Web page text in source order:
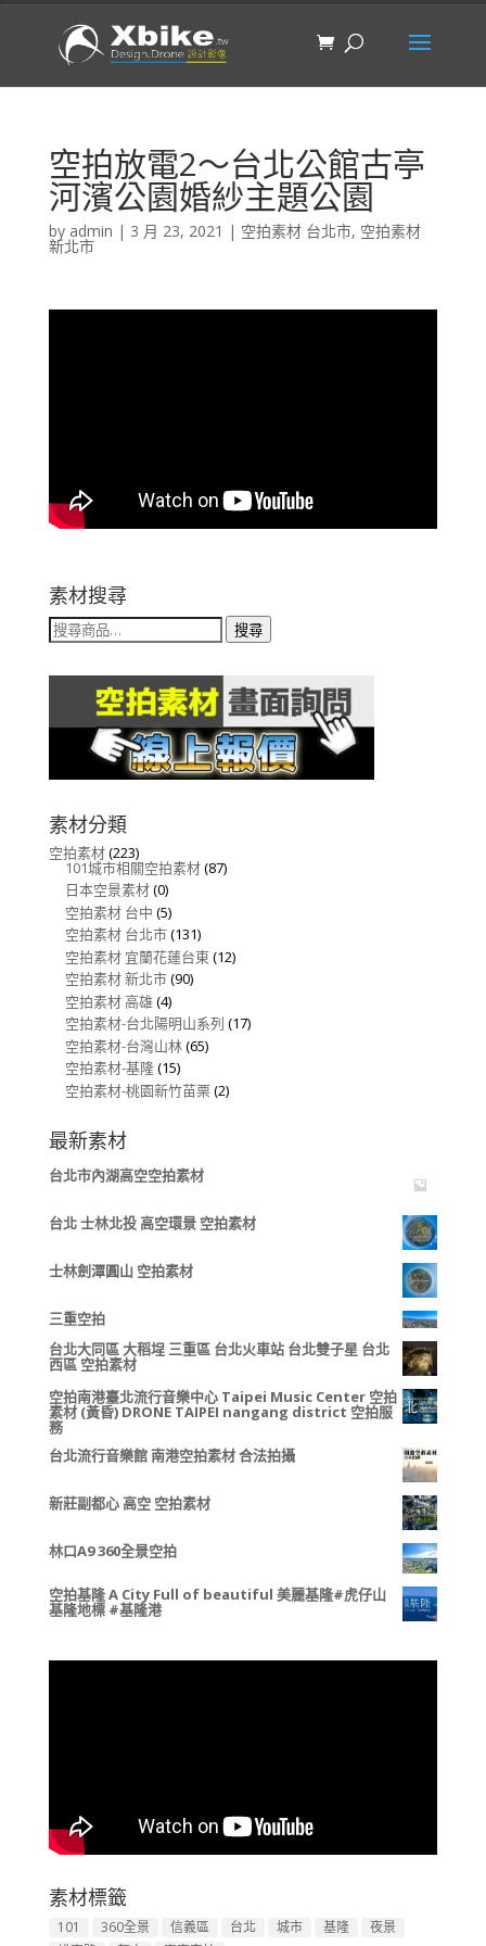
空拍放電2〜台北公館古亭
河濱公園婚紗主題公園
by admin | 3 月 23, 2021 | 空拍素材 台北市, 空拍素材
新北市
素材搜尋
搜
尋 搜尋
素材分類
空拍素材(223)
101城市相關空拍素材(87)
日本空景素材(0)
空拍素材 台中 (5)
空拍素材 台北市(131)
空拍素材 宜蘭花蓮台東(12)
空拍素材 新北市(90)
空拍素材 高雄 (4)
空拍素材-台北陽明山系列 (17)
空拍素材-台灣山林(65)
空拍素材-基隆(15)
空拍素材-桃園新竹苗栗(2)
最新素材
台北市內湖高空空拍素材
台北 士林北投 高空環景 空拍素材
士林劍潭圓山 空拍素材
三重空拍
台北大同區 大稻埕 三重區 台北火車站 台北雙子星 台北
西區 空拍素材
空拍南港臺北流行音樂中心 Taipei Music Center 空拍
素材 (黃昏) DRONE TAIPEI nangang district 空拍服
務
台北流行音樂館 南港空拍素材 合法拍攝
新莊副都心 高空 空拍素材
林口A9 360全景空拍
空拍基隆 A City Full of beautiful 美麗基隆#虎仔山
基隆地標 #基隆港
素材標籤
101 360全景 信義區 台北 城市 基隆
夜景